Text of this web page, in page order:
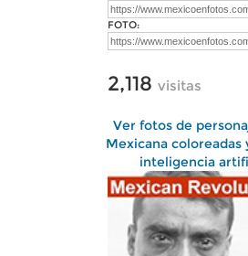
FOTO:
2,118 visitas
Ver fotos de
Mexicana coloreadas
inteligencia